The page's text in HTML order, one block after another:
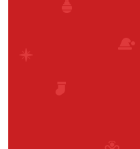
Auswahl Steuerzone /